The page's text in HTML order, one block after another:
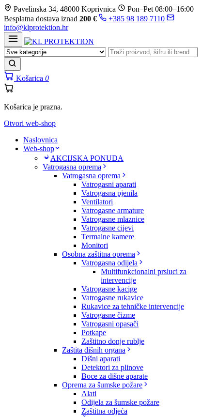
Prijeđi
na
sadržaj
Pavelinska 34, 48000 Koprivnica
Pon–Pet 08:00–16:00
Besplatna dostava iznad 200 €
+385 98 189 7110
info@klprotektion.hr
Košarica 0
Košarica je prazna.
Otvori web-shop
Naslovnica
Web-shop
AKCIJSKA PONUDA
Vatrogasna oprema
Vatrogasna oprema
Vatrogasni aparati
Vatrogasna pjenila
Ventilatori
Vatrogasne armature
Vatrogasne mlaznice
Vatrogasne cijevi
Termalne kamere
Monitori
Osobna zaštitna oprema
Vatrogasna odijela
Multifunkcionalni prsluci za
intervencije
Vatrogasne kacige
Vatrogasne rukavice
Rukavice za tehničke intervencije
Vatrogasne čizme
Vatrogasni opasači
Potkape
Zaštitno donje rublje
Zaštita dišnih organa
Dišni aparati
Detektori za plinove
Boce za dišne aparate
Oprema za šumske požare
Alati
Odijela za šumske požare
Zaštitna odjeća